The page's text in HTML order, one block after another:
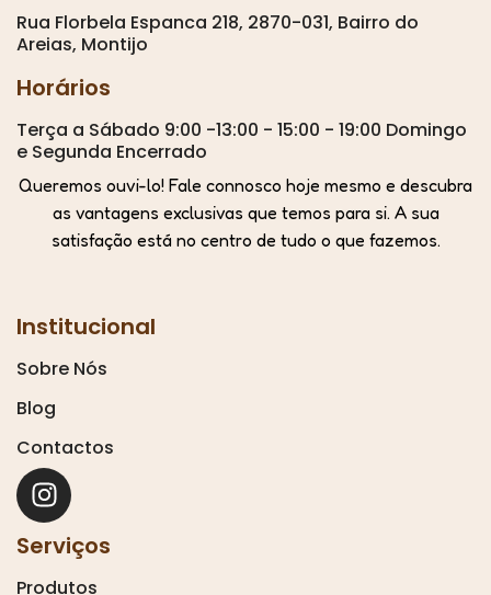
Rua Florbela Espanca 218, 2870-031, Bairro do
Areias, Montijo
Horários
Terça a Sábado 9:00 -13:00 - 15:00 - 19:00 Domingo
e Segunda Encerrado
Queremos ouvi-lo! Fale connosco hoje mesmo e descubra
as vantagens exclusivas que temos para si. A sua
satisfação está no centro de tudo o que fazemos.
Institucional
Sobre Nós
Blog
Contactos
Serviços
Produtos